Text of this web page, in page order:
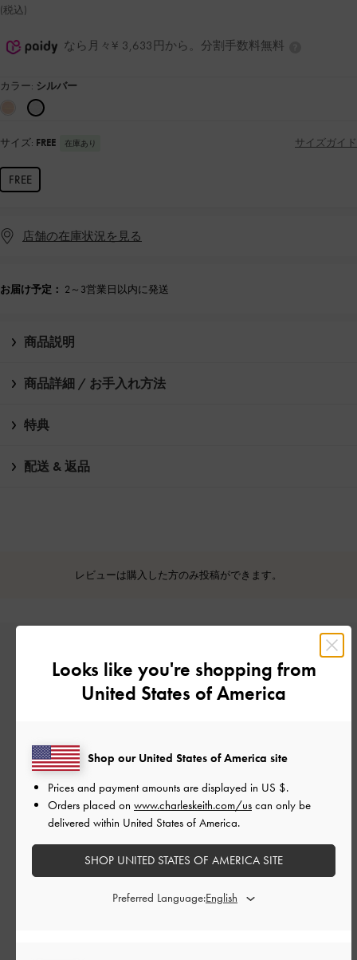
(税込)
なら月々¥ 3,633円から。分割手数料無料
カラー: シルバー
サイズ: FREE 在庫あり サイズガイド
FREE
店舗の在庫状況を見る
お届け予定： 2～3営業日以内に発送
商品説明
商品詳細 / お手入れ方法
特典
配送 & 返品
レビューは購入した方のみ投稿ができます。
カスタマーレビュー
ご感想をお聞かせください
Looks like you're shopping from
United States of America
Shop our United States of America site
Prices and payment amounts are displayed in US $.
Orders placed on www.charleskeith.com/us can only be
delivered within United States of America.
SHOP UNITED STATES OF AMERICA SITE
Preferred Language: